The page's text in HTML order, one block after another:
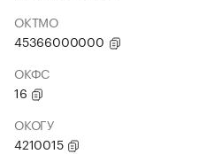
ОКТМО
45366000000
ОКФС
16
ОКОГУ
4210015